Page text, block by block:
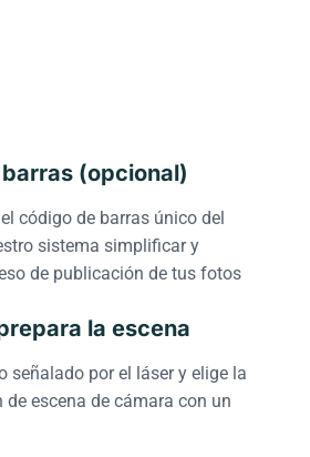
(opcional)
código de barras único del
sistema simplificar y
de publicación de tus fotos
la escena
señalado por el láser y elige la
escena de cámara con un